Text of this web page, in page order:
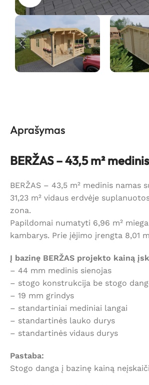
Aprašymas
BERŽAS – 43,5 m²
BERŽAS – 43,5 m² medinis
31,23 m² vidaus erdvėje
zona.
Papildomai numatyti 6,96 m²
kambarys. Prie įėjimo įrengta 8,01
Į bazinę BERŽAS projekto kainą
– 44 mm medinis sienojas
– stogo konstrukcija be stogo
– 19 mm grindys
– standartiniai mediniai langai
– standartinės lauko durys
– standartinės vidaus durys
Pastaba:
Stogo danga į bazinę kainą